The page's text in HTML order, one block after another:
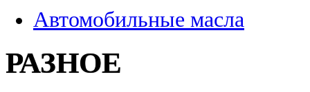
Автомобильные масла
РАЗНОЕ